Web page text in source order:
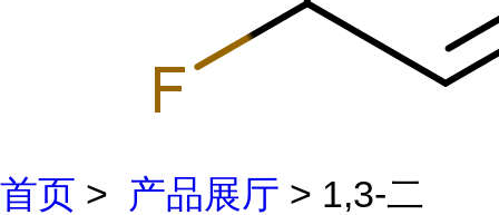
首页 > 产品展厅 > 1,3-二